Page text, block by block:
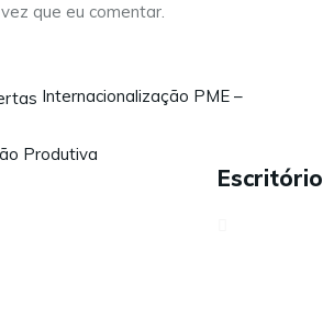
que eu comentar.
Internacionalização PME –
Escritório